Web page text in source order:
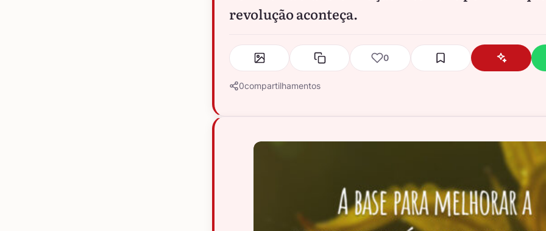
revolução aconteça.
0
0compartilhamentos